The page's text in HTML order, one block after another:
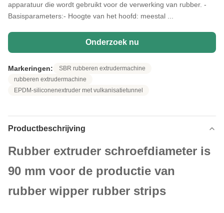
apparatuur die wordt gebruikt voor de verwerking van rubber. -
Basisparameters:- Hoogte van het hoofd: meestal ...
Onderzoek nu
Markeringen:
SBR rubberen extrudermachine
rubberen extrudermachine
EPDM-siliconenextruder met vulkanisatietunnel
Productbeschrijving
Rubber extruder schroefdiameter is
90 mm voor de productie van
rubber wipper rubber strips